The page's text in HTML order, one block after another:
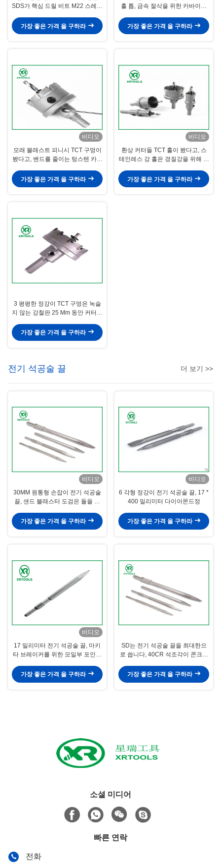
SDS가 핵심 드릴 비트 M22 스레드
가장 좋은 가격 을 구하라
홀 톱, 금속 절삭을 위한 카바이드
가장 좋은 가격 을 구하라
비디오
모래 블래스트 피니시 TCT 구멍이
봤다고, 밴드를 줄이는 텅스텐 카바
가장 좋은 가격 을 구하라
비디오
환상 커터들 TCT 홀이 봤다고, 스
테인레스 강 홀은 경질강을 위해 봤
가장 좋은 가격 을 구하라
3 평평한 정강이 TCT 구멍은 녹슬
지 않는 강철판 25 Mm 동안 커터가
가장 좋은 가격 을 구하라
전기 석공술 끌 더 보기 >>
비디오
30MM 원통형 손잡이 전기 석공술
끌, 샌드 블래스터 도검은 돌을 따
가장 좋은 가격 을 구하라
비디오
6 각형 정강이 전기 석공술 끌, 17 *
400 밀리미터 다이아몬드정
가장 좋은 가격 을 구하라
비디오
17 밀리미터 전기 석공술 끌, 마키
타 브레이커를 위한 모일부 포인트
가장 좋은 가격 을 구하라
SD는 전기 석공술 끌을 최대한으
로 씁니다, 40CR 석조각이 콘크리
가장 좋은 가격 을 구하라
소셜 미디어
빠른 연락
전화